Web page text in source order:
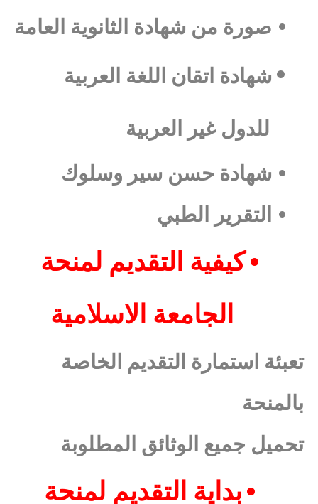
• صورة من شهادة الثانوية العامة
• شهادة اتقان اللغة العربية
للدول غير العربية
• شهادة حسن سير وسلوك
• التقرير الطبي
•كيفية التقديم لمنحة
الجامعة الاسلامية
تعبئة استمارة التقديم الخاصة
بالمنحة
تحميل جميع الوثائق المطلوبة
•بداية التقديم لمنحة